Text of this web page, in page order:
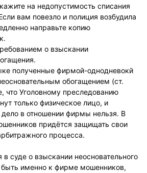
на недопустимость списания
вам повезло и полиция возбудила
направьте копию
о взыскании
полученные фирмой-однодневокй
обогащением (ст.
что Уголовному преследованию
только физическое лицо, и
дело в отношении фирмы нельзя. В
придётся защищать свои
процесса.
суде о взыскании неосновательного
именно к фирме мошенников,